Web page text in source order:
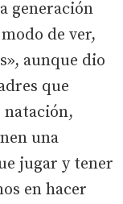
generación
de ver,
aunque dio
que
natación,
una
jugar y tener
en hacer